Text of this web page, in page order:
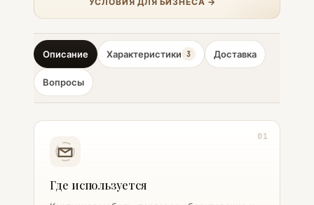
Описание Характеристики 3 Доставка
Вопросы
01
Где используется